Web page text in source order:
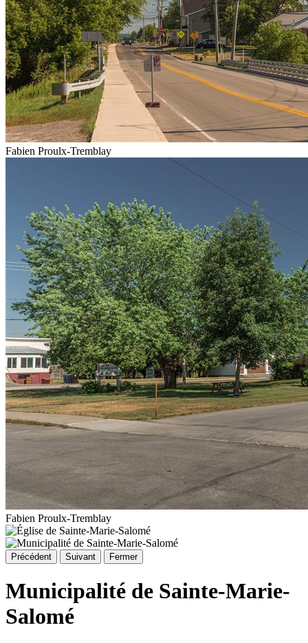
Fabien Proulx-Tremblay
Fabien Proulx-Tremblay
Précédent Suivant Fermer
Municipalité de Sainte-Marie-
Salomé